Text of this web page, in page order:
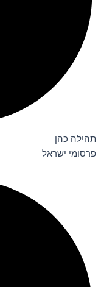
תהילה כהן
פרסומי ישראל